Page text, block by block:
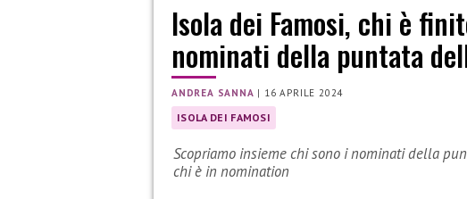
Isola dei Famosi, chi è
nominati della puntata
ANDREA SANNA | 16 APRILE 2024
ISOLA DEI FAMOSI
Scopriamo insieme chi sono i nominati della
chi è in nomination